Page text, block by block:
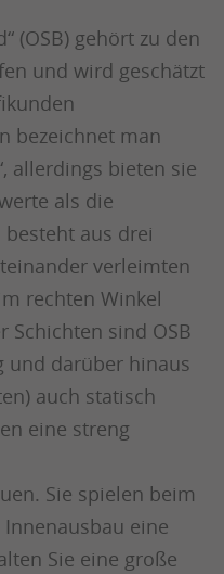
(OSB) gehört zu den
und wird geschätzt
bezeichnet man
allerdings bieten sie
als die
besteht aus drei
verleimten
rechten Winkel
Schichten sind OSB
und darüber hinaus
auch statisch
eine streng
Sie spielen beim
eine
Sie eine große